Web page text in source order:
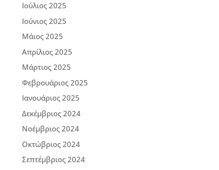
Ιούλιος 2025
Ιούνιος 2025
Μάιος 2025
Απρίλιος 2025
Μάρτιος 2025
Φεβρουάριος 2025
Ιανουάριος 2025
Δεκέμβριος 2024
Νοέμβριος 2024
Οκτώβριος 2024
Σεπτέμβριος 2024